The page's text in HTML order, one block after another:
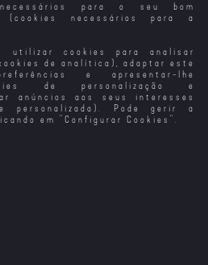
para o seu bom
(cookies necessários para a
utilizar cookies para analisar
de analítica), adaptar este
e apresentar-lhe
de personalização e
anúncios aos seus interesses
personalizada). Pode gerir a
em " Configurar Cookies ".